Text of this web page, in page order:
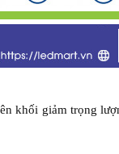
khối giảm trọng